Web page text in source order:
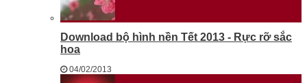
Download bộ hình nền Tết 2013 - Rực rỡ sắc
hoa
04/02/2013